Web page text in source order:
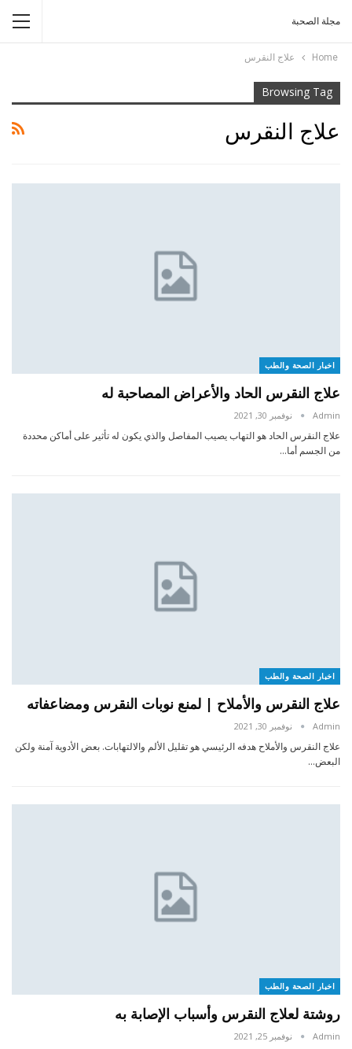
مجلة الصحبة
Home علاج النقرس
Browsing Tag
علاج النقرس
اخبار الصحة والطب
علاج النقرس الحاد والأعراض المصاحبة له
Admin نوفمبر 30, 2021
علاج النقرس الحاد هو التهاب يصيب المفاصل والذي يكون له تأثير على أماكن محددة
من الجسم أما…
اخبار الصحة والطب
علاج النقرس والأملاح | لمنع نوبات النقرس ومضاعفاته
Admin نوفمبر 30, 2021
علاج النقرس والأملاح هدفه الرئيسي هو تقليل الألم والالتهابات. بعض الأدوية آمنة ولكن
البعض…
اخبار الصحة والطب
روشتة لعلاج النقرس وأسباب الإصابة به
Admin نوفمبر 25, 2021